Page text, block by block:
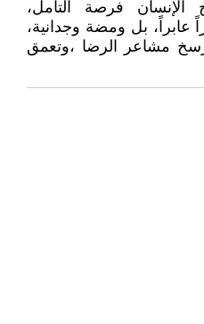
الإنسان فرصة التأمل،
عابراً، بل ومضة وجدانية،
مشاعر الرضا ،وتعمق